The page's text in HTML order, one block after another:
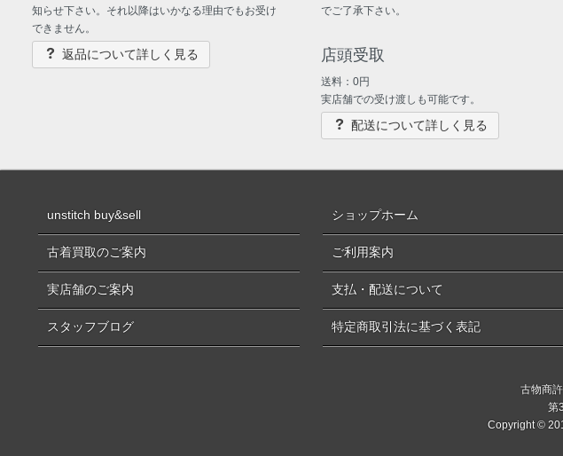
知らせ下さい。それ以降はいかなる理由でもお受け
できません。
返品について詳しく見る
でご了承下さい。
店頭受取
送料：0円
実店舗での受け渡しも可能です。
配送について詳しく見る
unstitch buy&sell
古着買取のご案内
実店舗のご案内
スタッフブログ
ショップホーム
ご利用案内
支払・配送について
特定商取引法に基づく表記
古物商
第
Copyright ©